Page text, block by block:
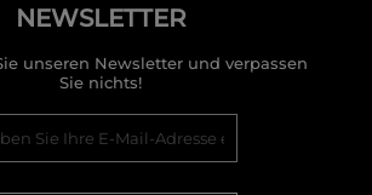
NEWSLETTER
unseren Newsletter und verpassen
Sie nichts!